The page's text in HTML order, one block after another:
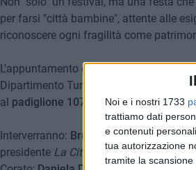
Noi e i nostri 1733
trattiamo dati
e contenuti
tua autorizzazione
tramite la
per farsi "città bambine", attente alle
riconoscere ogni fragilità come
L'appuntamento è previsto pervenerdì
Dipartimento Turismo, Economia della
al padiglione 107 della Fiera del
Interverranno: Bruno Soriato, direttore
presidente La Città Bambina APS;